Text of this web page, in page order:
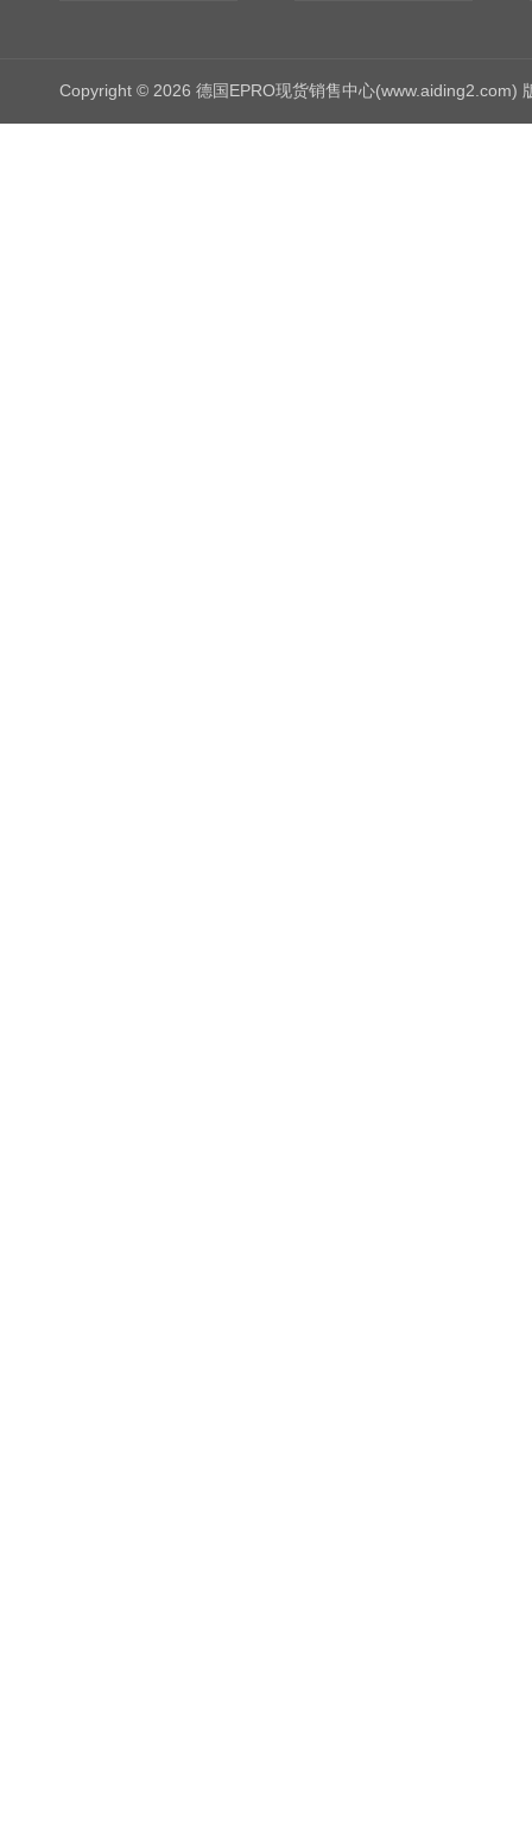
Copyright © 2026 德国EPRO现货销售中心(www.aiding2.com)